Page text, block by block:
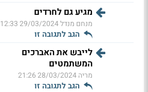
מגיע גם לחרדים
מנחם מנדל29/03/2024 12:33
הגב לתגובה זו
לייבש את האברכים
המשתמטים
מריה28/03/2024 21:26
הגב לתגובה זו